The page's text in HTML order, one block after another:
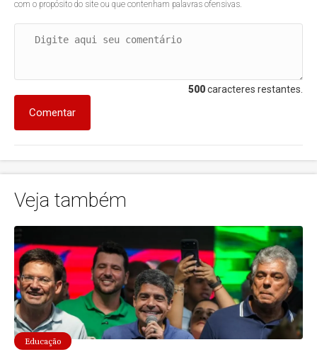
com o propósito do site ou que contenham palavras ofensivas.
500caracteres restantes.
Comentar
Veja também
Educação